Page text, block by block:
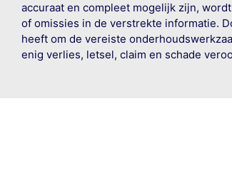
accuraat en compleet mogelijk zijn,
of omissies in de verstrekte informatie.
heeft om de vereiste
enig verlies, letsel, claim en schade